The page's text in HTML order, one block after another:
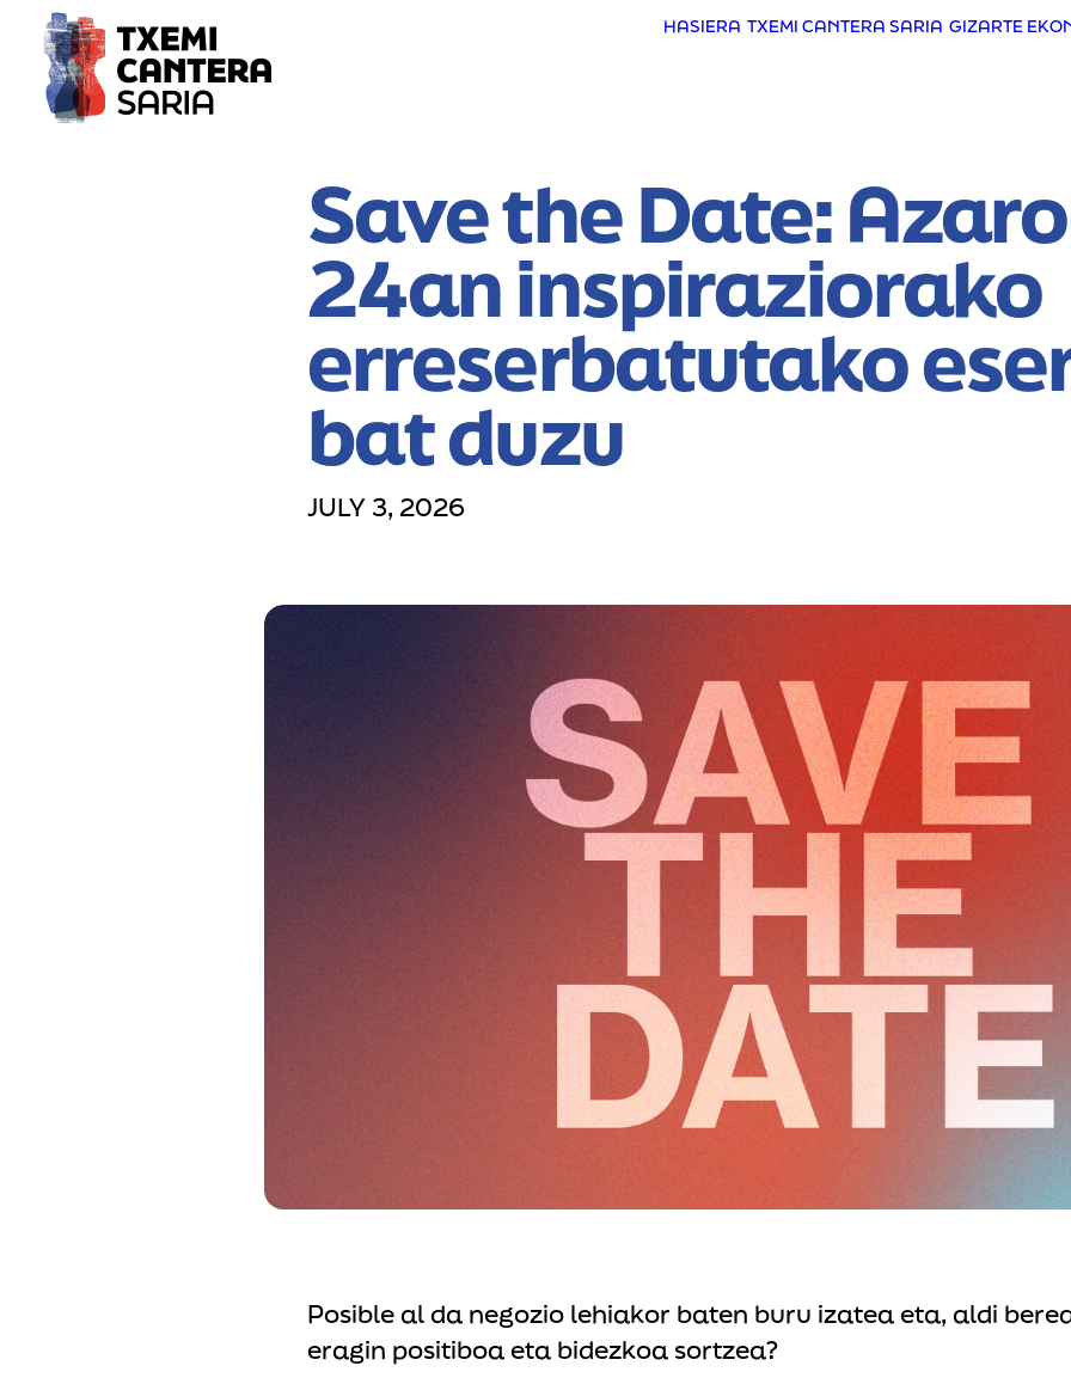
HASIERA TXEMI CANTERA SARIA GIZARTE
Save the Date:
24an inspiraziorako
erreserbatutako
bat duzu
JULY 3, 2026
Posible al da negozio lehiakor baten buru izatea eta, aldi
eragin positiboa eta bidezkoa sortzea?